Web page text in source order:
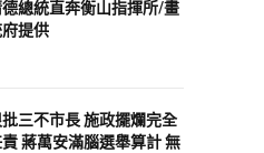
總統直奔衡山指揮所/畫
提供
三不市長 施政擺爛完全
蔣萬安滿腦選舉算計 無